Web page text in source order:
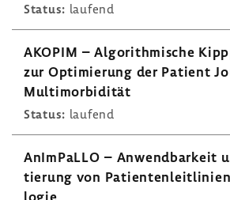
Status: laufend
AKOPIM – Algo­rith­mi­sche
zur Opti­mie­rung der Patient
Multi­mor­bi­dität
Status: laufend
AnIm­PaLLO – Anwend­bar­keit
tie­rung von
logie